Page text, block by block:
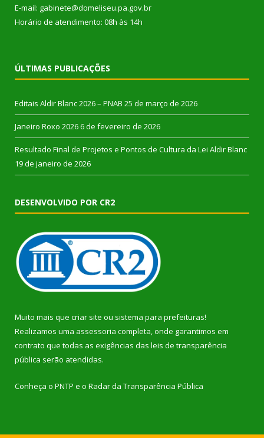
E-mail: gabinete@domeliseu.pa.gov.br
Horário de atendimento: 08h às 14h
ÚLTIMAS PUBLICAÇÕES
Editais Aldir Blanc 2026 – PNAB 25 de março de 2026
Janeiro Roxo 2026 6 de fevereiro de 2026
Resultado Final de Projetos e Pontos de Cultura da Lei Aldir Blanc
19 de janeiro de 2026
DESENVOLVIDO POR CR2
Muito mais que criar site ou sistema para prefeituras!
Realizamos uma assessoria completa, onde garantimos em
contrato que todas as exigências das leis de transparência
pública serão atendidas.
Conheça o PNTP e o Radar da Transparência Pública